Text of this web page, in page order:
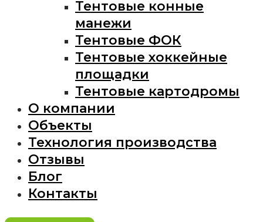
Тентовые конные
манежи
Тентовые ФОК
Тентовые хоккейные
площадки
Тентовые картодромы
О компании
Объекты
Технология производства
Отзывы
Блог
Контакты